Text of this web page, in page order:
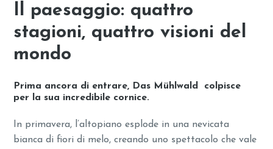
Il paesaggio: quattro
stagioni, quattro visioni del
mondo
Prima ancora di entrare, Das Mühlwald colpisce
per la sua incredibile cornice.
In primavera, l’altopiano esplode in una nevicata
bianca di fiori di melo, creando uno spettacolo che vale